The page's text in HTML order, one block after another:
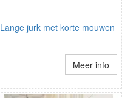
Lange jurk met korte mouwen
Meer info